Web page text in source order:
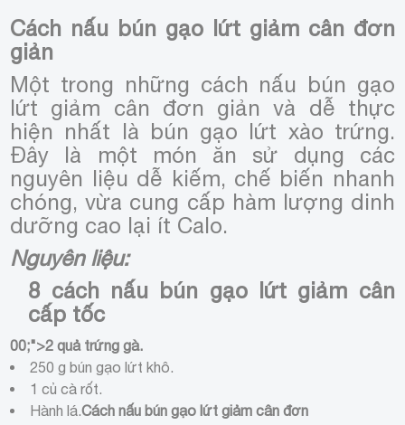
Cách nấu bún gạo lứt giảm cân đơn
giản
Một trong những cách nấu bún gạo
lứt giảm cân đơn giản và dễ thực
hiện nhất là bún gạo lứt xào trứng.
Đây là một món ăn sử dụng các
nguyên liệu dễ kiếm, chế biến nhanh
chóng, vừa cung cấp hàm lượng dinh
dưỡng cao lại ít Calo.
Nguyên liệu:
8 cách nấu bún gạo lứt giảm cân
cấp tốc
00;">2 quả trứng gà.
250 g bún gạo lứt khô.
1 củ cà rốt.
Hành lá.Cách nấu bún gạo lứt giảm cân đơn